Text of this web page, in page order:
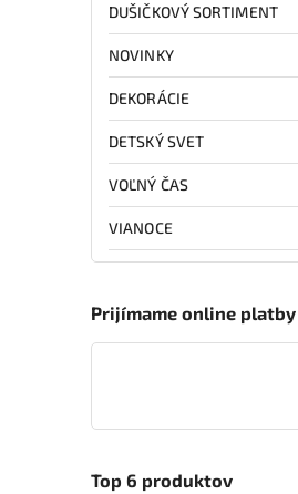
DUŠIČKOVÝ SORTIMENT
NOVINKY
DEKORÁCIE
DETSKÝ SVET
VOĽNÝ ČAS
VIANOCE
Prijímame online platby
Top 6 produktov